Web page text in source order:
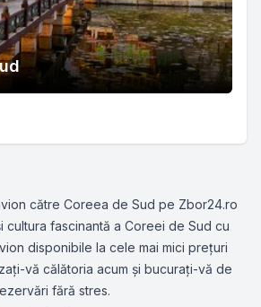
către Coreea de Sud pe Zbor24.ro
cultura fascinantă a Coreei de Sud cu
disponibile la cele mai mici prețuri
vă călătoria acum și bucurați-vă de
fără stres.